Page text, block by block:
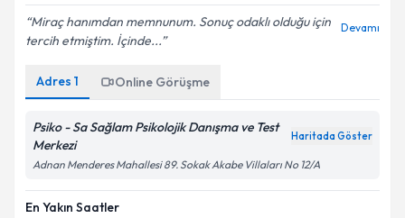
Miraç hanımdan memnunum. Sonuç odaklı olduğu için
tercih etmiştim. İçinde...
Devamı
Adres 1 Online Görüşme
Psiko - Sa Sağlam Psikolojik Danışma ve Test
Merkezi
Haritada Göster
Adnan Menderes Mahallesi 89. Sokak Akabe Villaları No 12/A
En Yakın Saatler